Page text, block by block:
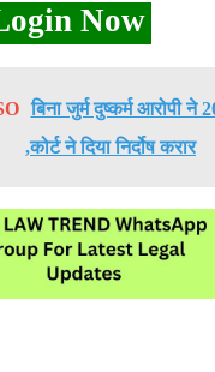
Now
बिना जुर्म दुष्कर्म आरोपी ने
,कोर्ट ने दिया निर्दोष करार